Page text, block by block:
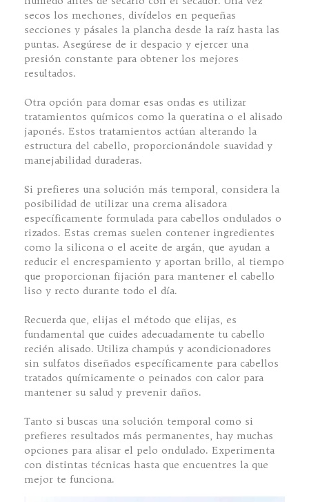
secos los mechones, divídelos en pequeñas
secciones y pásales la plancha desde la raíz hasta las
puntas. Asegúrese de ir despacio y ejercer una
presión constante para obtener los mejores
resultados.
Otra opción para domar esas ondas es utilizar
tratamientos químicos como la queratina o el alisado
japonés. Estos tratamientos actúan alterando la
estructura del cabello, proporcionándole suavidad y
manejabilidad duraderas.
Si prefieres una solución más temporal, considera la
posibilidad de utilizar una crema alisadora
específicamente formulada para cabellos ondulados o
rizados. Estas cremas suelen contener ingredientes
como la silicona o el aceite de argán, que ayudan a
reducir el encrespamiento y aportan brillo, al tiempo
que proporcionan fijación para mantener el cabello
liso y recto durante todo el día.
Recuerda que, elijas el método que elijas, es
fundamental que cuides adecuadamente tu cabello
recién alisado. Utiliza champús y acondicionadores
sin sulfatos diseñados específicamente para cabellos
tratados químicamente o peinados con calor para
mantener su salud y prevenir daños.
Tanto si buscas una solución temporal como si
prefieres resultados más permanentes, hay muchas
opciones para alisar el pelo ondulado. Experimenta
con distintas técnicas hasta que encuentres la que
mejor te funciona.